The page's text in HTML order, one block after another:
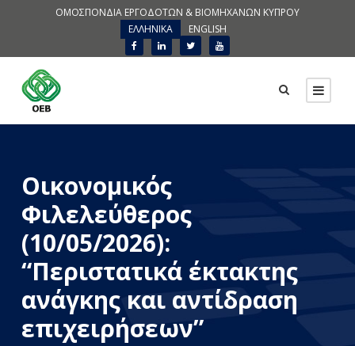
ΟΜΟΣΠΟΝΔΙΑ ΕΡΓΟΔΟΤΩΝ & ΒΙΟΜΗΧΑΝΩΝ ΚΥΠΡΟΥ
ΕΛΛΗΝΙΚΑ
ENGLISH
Οικονομικός
Φιλελεύθερος
(10/05/2026):
“Περιστατικά έκτακτης
ανάγκης και αντίδραση
επιχειρήσεων”